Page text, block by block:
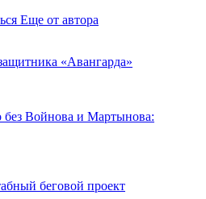
Еще от автора
«Авангарда»
Войнова и Мартынова:
беговой проект